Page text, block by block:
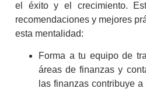
el éxito y el crecimiento.
recomendaciones y mejores
esta mentalidad:
Forma a tu equipo de
áreas de finanzas y
las finanzas contribuye